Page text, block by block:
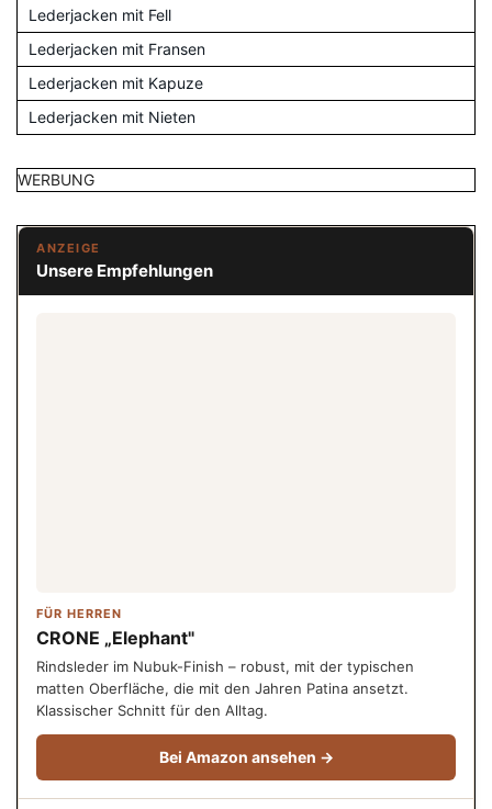
Lederjacken mit Fell
Lederjacken mit Fransen
Lederjacken mit Kapuze
Lederjacken mit Nieten
WERBUNG
ANZEIGE
Unsere Empfehlungen
FÜR HERREN
CRONE „Elephant"
Rindsleder im Nubuk-Finish – robust, mit der typischen
matten Oberfläche, die mit den Jahren Patina ansetzt.
Klassischer Schnitt für den Alltag.
Bei Amazon ansehen →